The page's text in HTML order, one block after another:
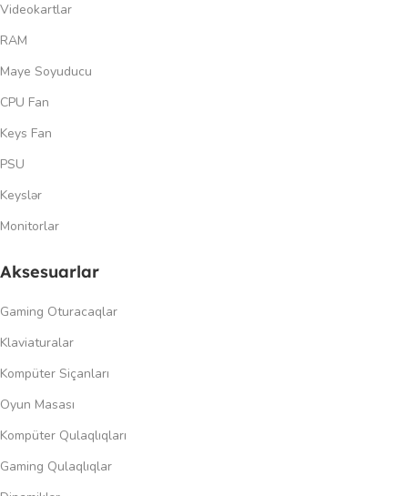
Videokartlar
RAM
Maye Soyuducu
CPU Fan
Keys Fan
PSU
Keyslər
Monitorlar
Aksesuarlar
Gaming Oturacaqlar
Klaviaturalar
Kompüter Siçanları
Oyun Masası
Kompüter Qulaqlıqları
Gaming Qulaqlıqlar